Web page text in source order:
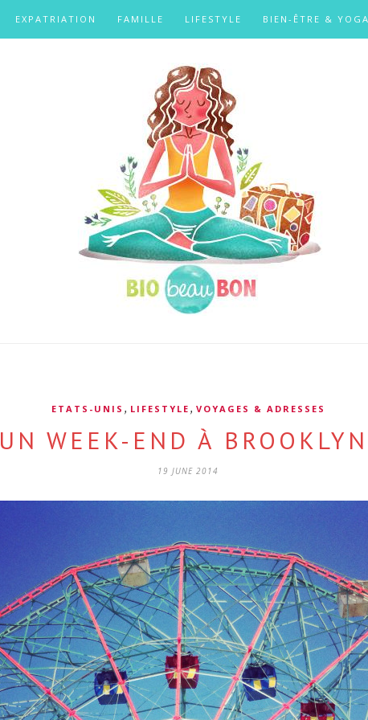
EXPATRIATION FAMILLE LIFESTYLE BIEN-ÊTRE &
ETATS-UNIS , LIFESTYLE , VOYAGES & ADRESSES
UN WEEK-END À
19 JUNE 2014